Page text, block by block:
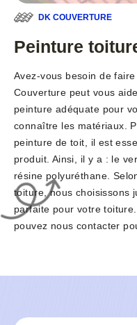
DK COUVERTURE
Peinture
Avez-vous besoin de
Couverture peut vous
peinture adéquate pour
connaître les matériaux.
peinture de toit, il est
produit. Ainsi, il y a : le
résine polyuréthane.
toiture, nous choisissons
parfaite pour votre
pouvez nous contacter